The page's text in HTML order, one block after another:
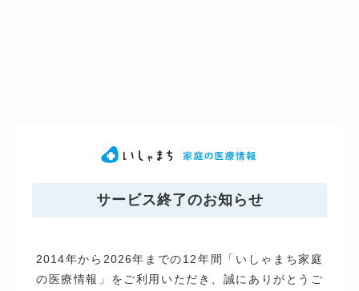
サービス終了のお知らせ
2014年から2026年までの12年間「いしゃまち家庭
の医療情報」をご利用いただき、誠にありがとうご